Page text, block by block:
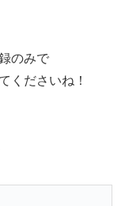
のみで
くださいね！